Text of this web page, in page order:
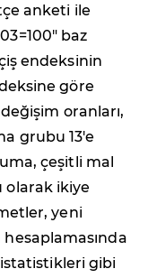
anketi ile
baz
endeksinin
göre
oranları,
grubu 13'e
çeşitli mal
olarak ikiye
yeni
gibi